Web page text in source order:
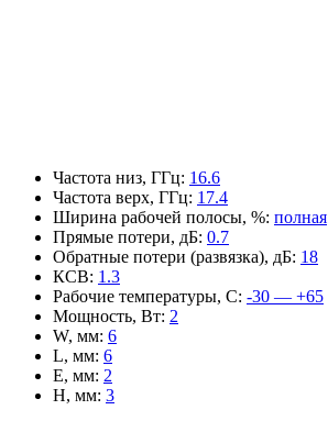
Частота низ, ГГц: 16.6
Частота верх, ГГц: 17.4
Ширина рабочей полосы, %: полная
Прямые потери, дБ: 0.7
Обратные потери (развязка), дБ: 18
КСВ: 1.3
Рабочие температуры, С: -30 — +65
Мощность, Вт: 2
W, мм: 6
L, мм: 6
E, мм: 2
H, мм: 3